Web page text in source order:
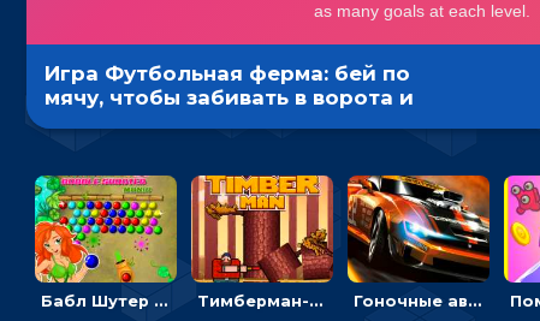
Игра Футбольная ферма: бей по
мячу, чтобы забивать в ворота и
ловить звезды
Бабл Шутер в джунглях: стрелять шариками по цветным целям Тимберман-дровосек: меняй сторону и руби дерево Гоночные авто в пазлах: разбей картинку и собери снова